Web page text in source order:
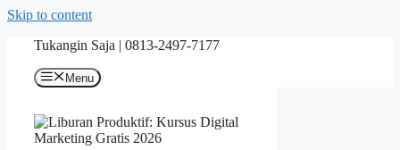
Skip to content
Tukangin Saja | 0813-2497-7177
Menu